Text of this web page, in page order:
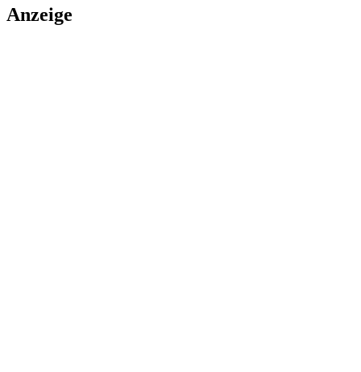
Anzeige